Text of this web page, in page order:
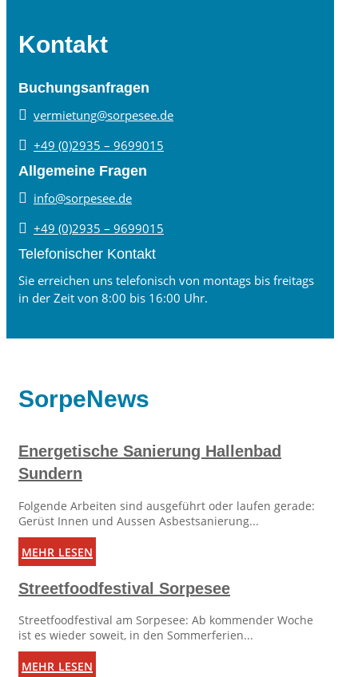
Kontakt
Buchungsanfragen
 vermietung@sorpesee.de
 +49 (0)2935 – 9699015
Allgemeine Fragen
 info@sorpesee.de
 +49 (0)2935 – 9699015
Telefonischer Kontakt
Sie erreichen uns telefonisch von montags bis freitags
in der Zeit von 8:00 bis 16:00 Uhr.
SorpeNews
Energetische Sanierung Hallenbad
Sundern
Folgende Arbeiten sind ausgeführt oder laufen gerade:
Gerüst Innen und Aussen Asbestsanierung...
mehr lesen
Streetfoodfestival Sorpesee
Streetfoodfestival am Sorpesee: Ab kommender Woche
ist es wieder soweit, in den Sommerferien...
mehr lesen